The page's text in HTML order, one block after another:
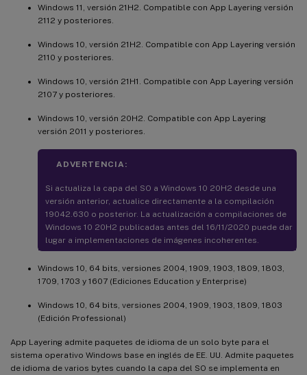
Windows 11, versión 21H2. Compatible con App Layering versión
2112 y posteriores.
Windows 10, versión 21H2. Compatible con App Layering versión
2110 y posteriores.
Windows 10, versión 21H1. Compatible con App Layering versión
2107 y posteriores.
Windows 10, versión 20H2. Compatible con App Layering
versión 2011 y posteriores.
ADVERTENCIA:
Si actualiza la capa del SO a Windows 10 20H2 desde una
versión anterior, actualice directamente a la compilación
19042.630 o posterior. La actualización a compilaciones de
Windows 10 20H2 publicadas antes del 16/11/2020 puede dar
lugar a implementaciones de imágenes incoherentes.
Windows 10, 64 bits, versiones 2004, 1909, 1903, 1809, 1803,
1709, 1703 y 1607 (Ediciones Education y Enterprise)
Windows 10, 64 bits, versiones 2004, 1909, 1903, 1809, 1803
(Edición Professional)
App Layering admite paquetes de idioma de un solo byte para el
sistema operativo Windows base en inglés de EE. UU. Admite paquetes
de idioma de varios bytes cuando la capa del SO se implementa en